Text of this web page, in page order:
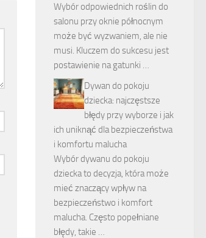
Wybór odpowiednich roślin do
salonu przy oknie północnym
może być wyzwaniem, ale nie
musi. Kluczem do sukcesu jest
postawienie na gatunki …
Dywan do pokoju
dziecka: najczęstsze
błędy przy wyborze i jak
ich uniknąć dla bezpieczeństwa
i komfortu malucha
Wybór dywanu do pokoju
dziecka to decyzja, która może
mieć znaczący wpływ na
bezpieczeństwo i komfort
malucha. Często popełniane
błędy, takie …